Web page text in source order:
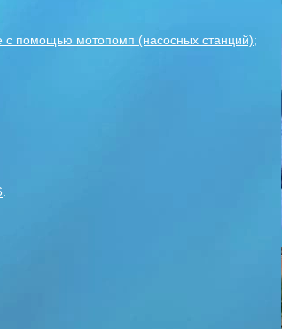
с помощью мотопомп (насосных станций);